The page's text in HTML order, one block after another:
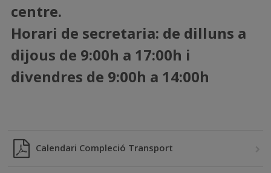
centre.
Horari de secretaria: de dilluns a
dijous de 9:00h a 17:00h i
divendres de 9:00h a 14:00h
Calendari Compleció Transport